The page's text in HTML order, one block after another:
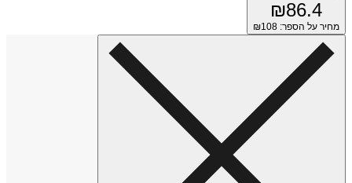
₪86.4
מחיר על הספר: ₪ 108